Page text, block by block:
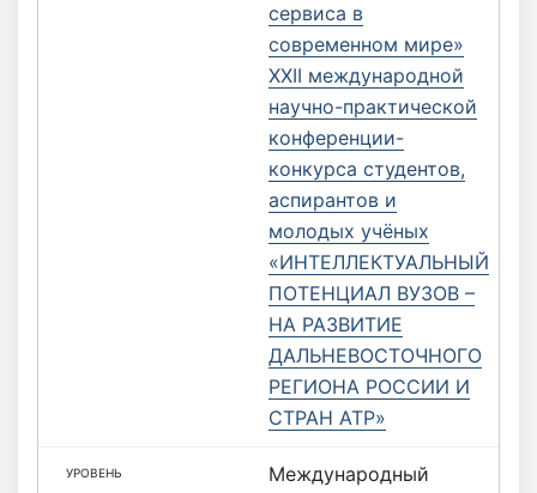
сервиса в
современном мире»
XXII международной
научно-практической
конференции-
конкурса студентов,
аспирантов и
молодых учёных
«ИНТЕЛЛЕКТУАЛЬНЫЙ
ПОТЕНЦИАЛ ВУЗОВ –
НА РАЗВИТИЕ
ДАЛЬНЕВОСТОЧНОГО
РЕГИОНА РОССИИ И
СТРАН АТР»
Международный